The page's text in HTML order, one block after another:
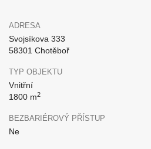
ADRESA
Svojsíkova 333
58301 Chotěboř
TYP OBJEKTU
Vnitřní
1800 m2
BEZBARIÉROVÝ PŘÍSTUP
Ne